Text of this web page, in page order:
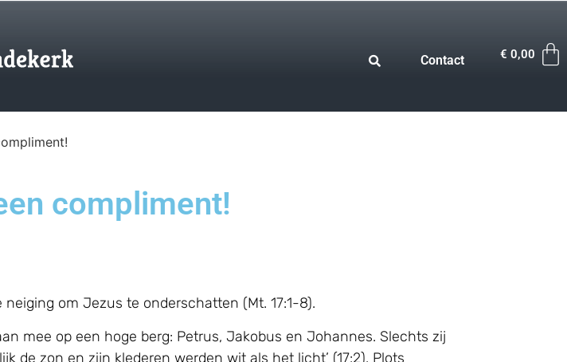
Contact € 0,00
compliment!
om Jezus te onderschatten (Mt. 17:1-8).
mee op een hoge berg: Petrus, Jakobus en Johannes. Slechts zij
de zon en zijn klederen werden wit als het licht’ (17:2). Plots